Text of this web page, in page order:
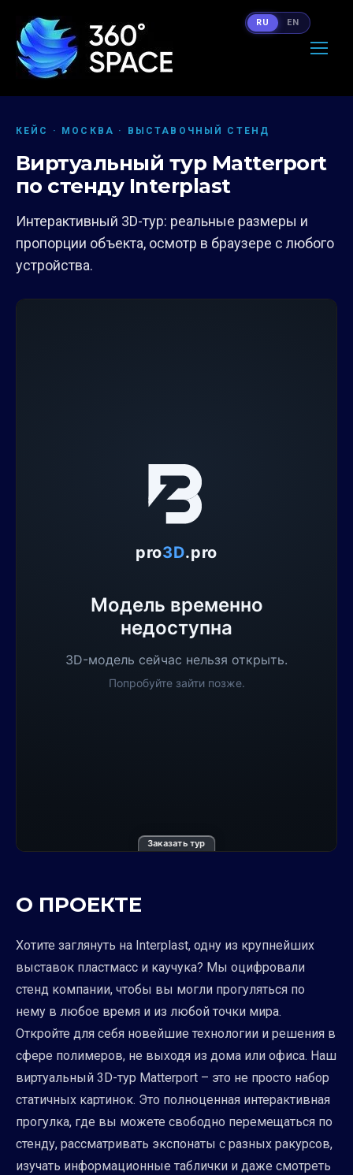
КЕЙС · МОСКВА · ВЫСТАВОЧНЫЙ СТЕНД
Виртуальный тур Matterport
по стенду Interplast
Интерактивный 3D-тур: реальные размеры и
пропорции объекта, осмотр в браузере с любого
устройства.
Заказать тур
О ПРОЕКТЕ
Хотите заглянуть на Interplast, одну из крупнейших
выставок пластмасс и каучука? Мы оцифровали
стенд компании, чтобы вы могли прогуляться по
нему в любое время и из любой точки мира.
Откройте для себя новейшие технологии и решения в
сфере полимеров, не выходя из дома или офиса. Наш
виртуальный 3D-тур Matterport – это не просто набор
статичных картинок. Это полноценная интерактивная
прогулка, где вы можете свободно перемещаться по
стенду, рассматривать экспонаты с разных ракурсов,
изучать информационные таблички и даже смотреть
RU EN